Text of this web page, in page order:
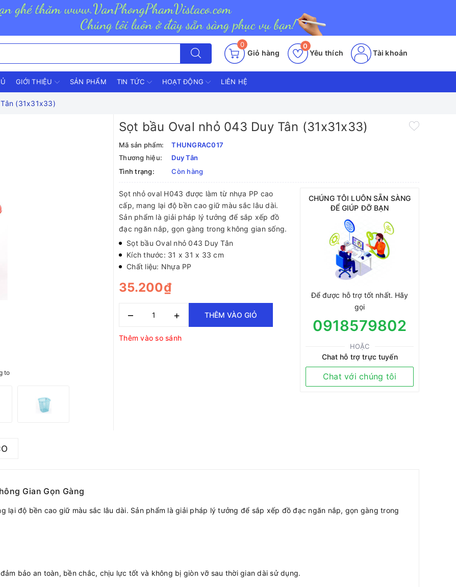
0
Giỏ hàng Yêu thích
0
Tài khoản
GIỚI THIỆU SẢN PHẨM TIN TỨC HOẠT ĐỘNG LIÊN HỆ
(31x31x33)
to
Sọt bầu Oval nhỏ 043 Duy Tân (31x31x33)
Mã sản phẩm:
THUNGRAC017
Thương hiệu:
Duy Tân
Tình trạng:
Còn hàng
Sọt nhỏ oval H043 được làm từ nhựa PP cao
cấp, mang lại độ bền cao giữ màu sắc lâu dài.
Sản phẩm là giải pháp lý tưởng để sắp xếp đồ
đạc ngăn nắp, gọn gàng trong không gian sống.
Sọt bầu Oval nhỏ 043 Duy Tân
Kích thước: 31 x 31 x 33 cm
Chất liệu: Nhựa PP
35.200₫
– + THÊM VÀO GIỎ
Thêm vào so sánh
CHÚNG TÔI LUÔN SẴN SÀNG
ĐỂ GIÚP ĐỠ BẠN
Để được hỗ trợ tốt nhất. Hãy
gọi
0918579802
HOẶC
Chat hỗ trợ trực tuyến
Chat với chúng tôi
Gian Gọn Gàng
lại độ bền cao giữ màu sắc lâu dài. Sản phẩm là giải pháp lý tưởng để sắp xếp đồ đạc ngăn nắp, gọn gàng trong
bảo an toàn, bền chắc, chịu lực tốt và không bị giòn vỡ sau thời gian dài sử dụng.